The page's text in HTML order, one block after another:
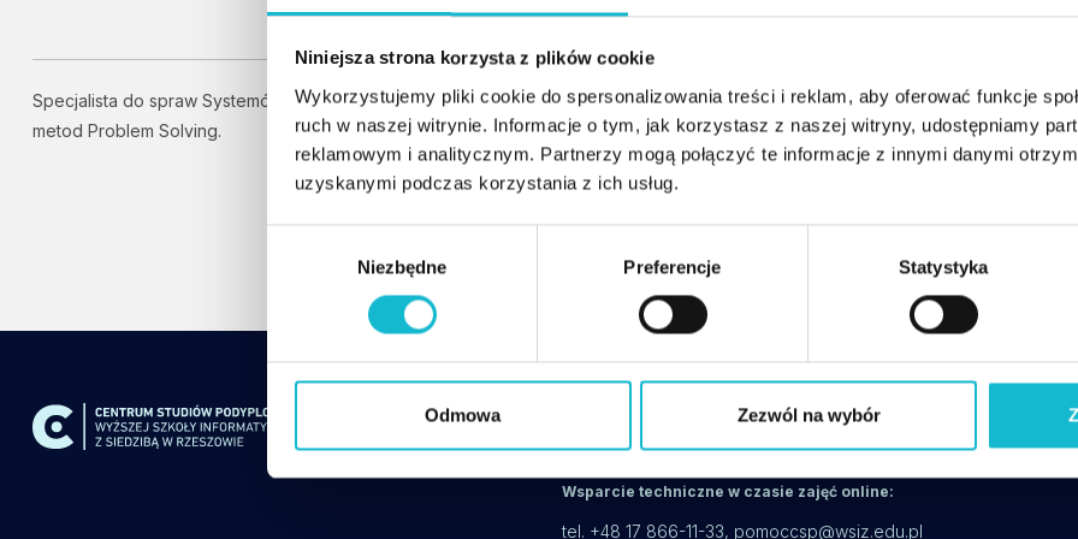
Niniejsza strona korzysta z plików cookie
Wykorzystujemy pliki cookie do spersonalizowania treści i reklam, aby oferować funkcje
ruch w naszej witrynie. Informacje o tym, jak korzystasz z naszej witryny, udostępniamy
reklamowym i analitycznym. Partnerzy mogą połączyć te informacje z innymi danymi
uzyskanymi podczas korzystania z ich usług.
g
d
Niezbędne Preferencje Statystyka
Odmowa Zezwól na wybór
Specjalista do spraw Systemów Jakości w lotnictwie. Trener
metod Problem Solving.
Specjalista do spraw Systemów Jakości w
dla organizacji Produkującej (Part-21G) oraz
EN/AS9100 oraz przepisów lotniczych. Trener
Z tym wykładowcą spotkasz się między innymi na
+48 17 866 14 08
Wsparcie techniczne w czasie zajęć online:
tel. +48 17 866-11-33, pomoccsp@wsiz.edu.pl